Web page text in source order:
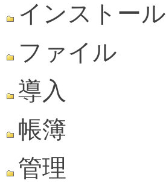
インストール
ファイル
導入
帳簿
管理